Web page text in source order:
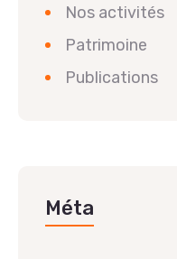
Nos activités
Patrimoine
Publications
Méta